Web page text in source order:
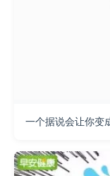
一个据说会让你变